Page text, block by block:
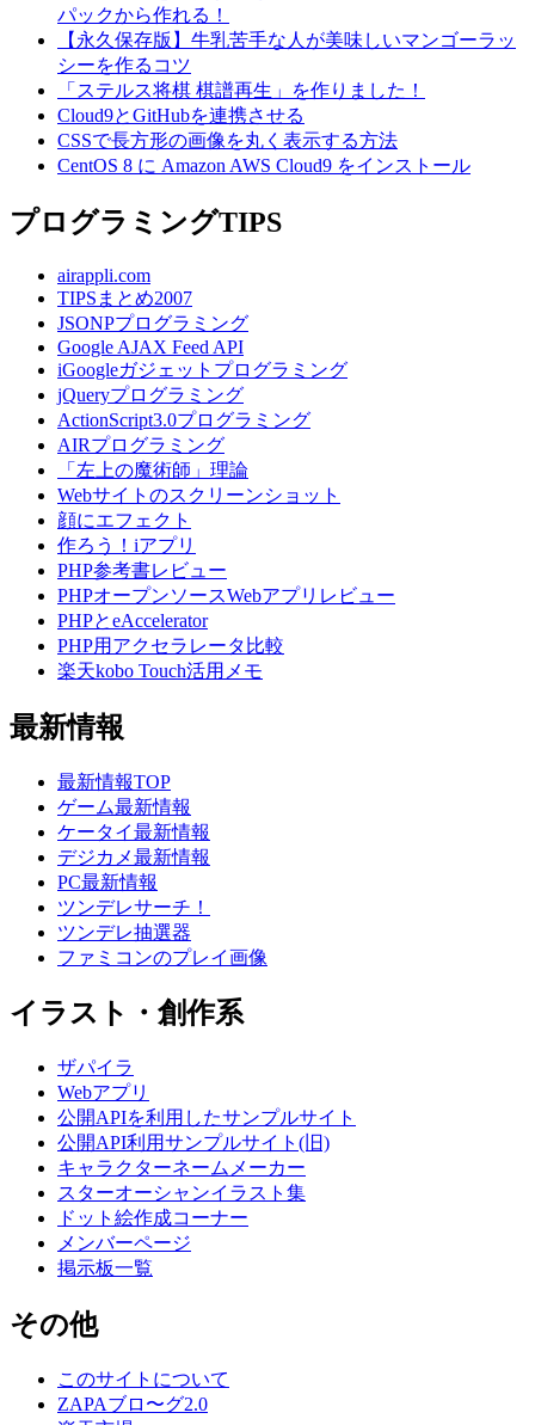
パックから作れる！
【永久保存版】牛乳苦手な人が美味しいマンゴーラッ
シーを作るコツ
「ステルス将棋 棋譜再生」を作りました！
Cloud9とGitHubを連携させる
CSSで長方形の画像を丸く表示する方法
CentOS 8 に Amazon AWS Cloud9 をインストール
プログラミングTIPS
airappli.com
TIPSまとめ2007
JSONPプログラミング
Google AJAX Feed API
iGoogleガジェットプログラミング
jQueryプログラミング
ActionScript3.0プログラミング
AIRプログラミング
「左上の魔術師」理論
Webサイトのスクリーンショット
顔にエフェクト
作ろう！iアプリ
PHP参考書レビュー
PHPオープンソースWebアプリレビュー
PHPとeAccelerator
PHP用アクセラレータ比較
楽天kobo Touch活用メモ
最新情報
最新情報TOP
ゲーム最新情報
ケータイ最新情報
デジカメ最新情報
PC最新情報
ツンデレサーチ！
ツンデレ抽選器
ファミコンのプレイ画像
イラスト・創作系
ザパイラ
Webアプリ
公開APIを利用したサンプルサイト
公開API利用サンプルサイト(旧)
キャラクターネームメーカー
スターオーシャンイラスト集
ドット絵作成コーナー
メンバーページ
掲示板一覧
その他
このサイトについて
ZAPAブロ〜グ2.0